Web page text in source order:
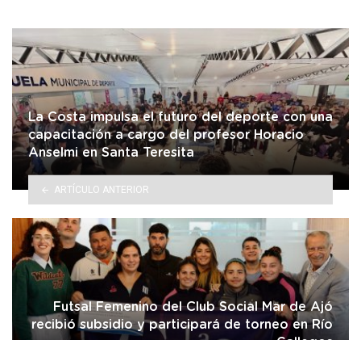
La Costa impulsa el futuro del deporte con una
capacitación a cargo del profesor Horacio
Anselmi en Santa Teresita
ARTÍCULO ANTERIOR
Futsal Femenino del Club Social Mar de Ajó
recibió subsidio y participará de torneo en Río